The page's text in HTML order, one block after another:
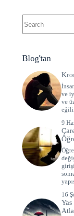
Blog'tan
ve
ve
9
16
Yas